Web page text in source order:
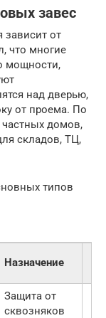
завес
зависит от
что многие
мощности,
над дверью,
от проема. По
домов,
складов, ТЦ,
типов
Назначение
Защита от
сквозняков